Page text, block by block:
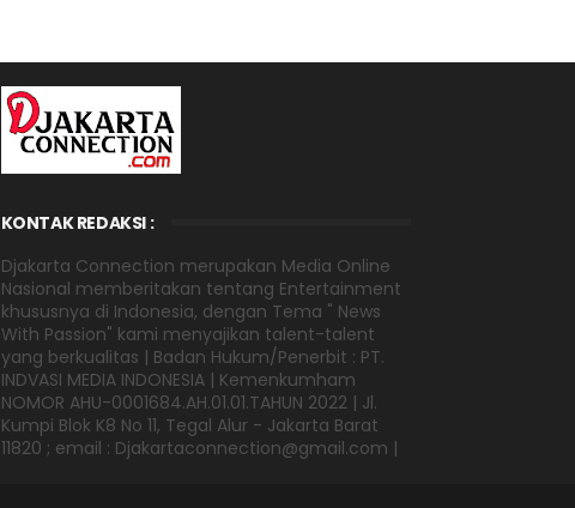
KONTAK REDAKSI :
Djakarta Connection merupakan Media Online
Nasional memberitakan tentang Entertainment
khususnya di Indonesia, dengan Tema " News
With Passion" kami menyajikan talent-talent
yang berkualitas | Badan Hukum/Penerbit : PT.
INDVASI MEDIA INDONESIA | Kemenkumham
NOMOR AHU-0001684.AH.01.01.TAHUN 2022 | Jl.
Kumpi Blok K8 No 11, Tegal Alur - Jakarta Barat
11820 ; email : Djakartaconnection@gmail.com |